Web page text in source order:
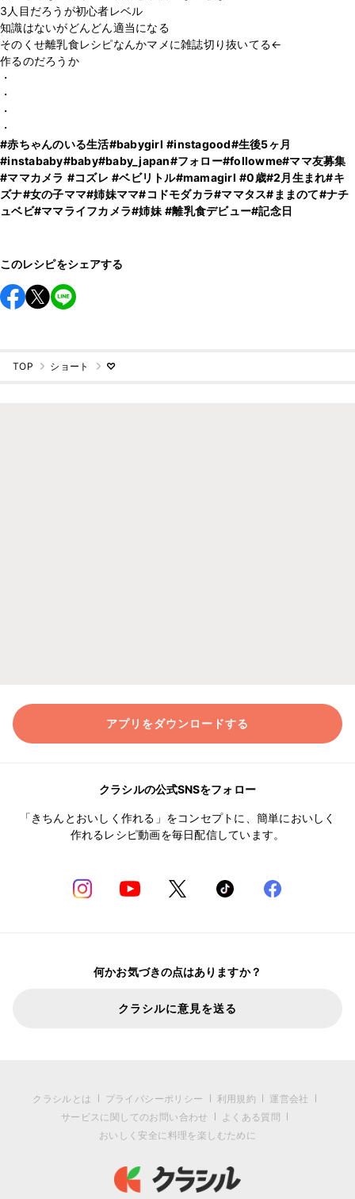
3人目だろうが初心者レベル
知識はないがどんどん適当になる
そのくせ離乳食レシピなんかマメに雑誌切り抜いてる←
作るのだろうか
・
・
・
#赤ちゃんのいる生活#babygirl #instagood#生後5ヶ月
#instababy#baby#baby_japan#フォロー#followme#ママ友募集
#ママカメラ #コズレ #ベビリトル#mamagirl #0歳#2月生まれ#キ
ズナ#女の子ママ#姉妹ママ#コドモダカラ#ママタス#ままのて#ナチ
ュベビ#ママライフカメラ#姉妹 #離乳食デビュー#記念日
このレシピをシェアする
TOP ショート ♡
アプリをダウンロードする
クラシルの公式SNSをフォロー
「きちんとおいしく作れる」をコンセプトに、簡単においしく
作れるレシピ動画を毎日配信しています。
何かお気づきの点はありますか？
クラシルに意見を送る
クラシルとは プライバシーポリシー 利用規約
運営会社
サービスに関してのお問い合わせ
よくある質問
おいしく安全に料理を楽しむために